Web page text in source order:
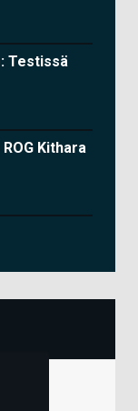
Testissä
Kithara